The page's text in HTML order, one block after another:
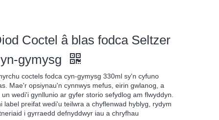
Coctel â blas fodca Seltzer
gymysg
coctels fodca cyn-gymysg 330ml sy'n cyfuno
Mae'r opsiynau'n cynnwys mefus, eirin gwlanog, a
wedi'i gynllunio ar gyfer storio sefydlog am flwyddyn.
label preifat wedi'u teilwra a chyflenwad hyblyg, rydym
i gyrraedd defnyddwyr iau a chryfhau